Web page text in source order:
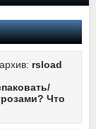
rsload
Что